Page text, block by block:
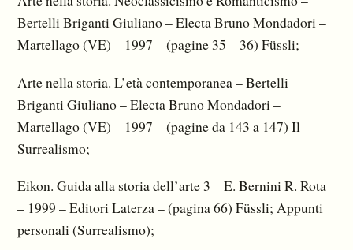
Bertelli Briganti Giuliano – Electa Bruno Mondadori –
Martellago (VE) – 1997 – (pagine 35 – 36) Füssli;
Arte nella storia. L’età contemporanea – Bertelli
Briganti Giuliano – Electa Bruno Mondadori –
Martellago (VE) – 1997 – (pagine da 143 a 147) Il
Surrealismo;
Eikon. Guida alla storia dell’arte 3 – E. Bernini R. Rota
– 1999 – Editori Laterza – (pagina 66) Füssli; Appunti
personali (Surrealismo);